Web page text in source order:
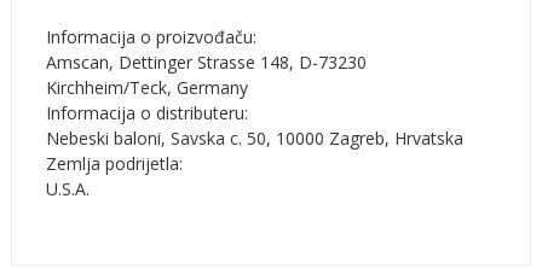
Informacija o proizvođaču:
Amscan, Dettinger Strasse 148, D-73230
Kirchheim/Teck, Germany
Informacija o distributeru:
Nebeski baloni, Savska c. 50, 10000 Zagreb, Hrvatska
Zemlja podrijetla:
U.S.A.